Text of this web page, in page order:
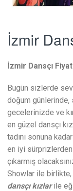
İzmir
İzmir Dansçı
Bugün sizlerde
doğum
gecelerinizde ve
en güzel dansçı
tadını sonuna
en iyi
çıkarmış
Showlar ile birlikte,
dansçı kızlarile